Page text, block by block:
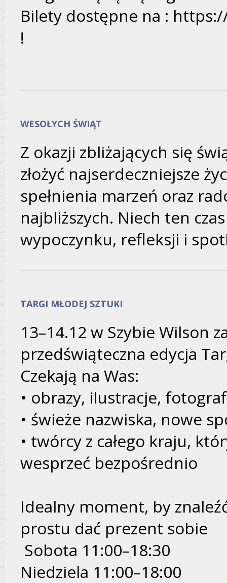
Bilety dostępne na :
!
WESOŁYCH ŚWIĄT
Z okazji zbliżających się
złożyć najserdeczniejsze
spełnienia marzeń oraz
najbliższych. Niech ten
wypoczynku, refleksji i
TARGI MŁODEJ SZTUKI
13–14.12 w Szybie Wilson
przedświąteczna edycja
Czekają na Was:
• obrazy, ilustracje,
• świeże nazwiska, nowe
• twórcy z całego kraju,
wesprzeć bezpośrednio
Idealny moment, by
prostu dać prezent sobie
Sobota 11:00–18:30
Niedziela 11:00–18:00